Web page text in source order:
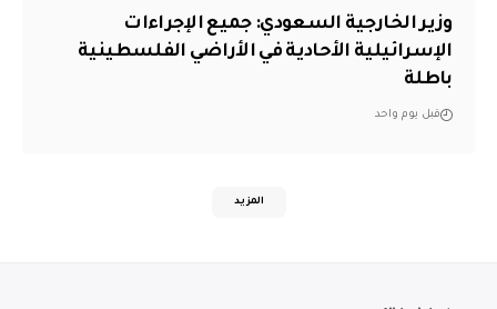
وزير الخارجية السعودي: جميع الإجراءات
الإسرائيلية الأحادية في الأراضي الفلسطينية
باطلة
قبل يوم واحد
المزيد